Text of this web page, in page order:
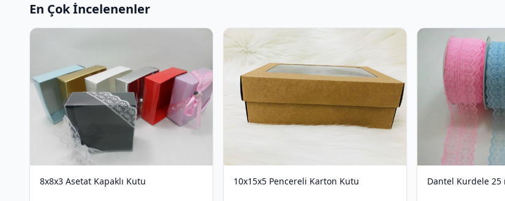
En Çok İncelenenler
8x8x3 Asetat Kapaklı Kutu 10x15x5 Pencereli Karton Kutu Dantel Kurdele 25